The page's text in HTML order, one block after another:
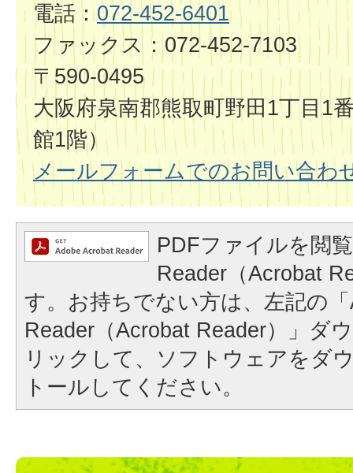
電話：072-452-6401
ファックス：072-452-7103
〒590-0495
大阪府泉南郡熊取町野田1丁目1
館1階）
メールフォームでのお問い合わ
PDFファイルを閲
Reader（Acrobat
す。お持ちでない方は、左記の
Reader（Acrobat Reader）」ダ
リックして、ソフトウェアをダ
トールしてください。